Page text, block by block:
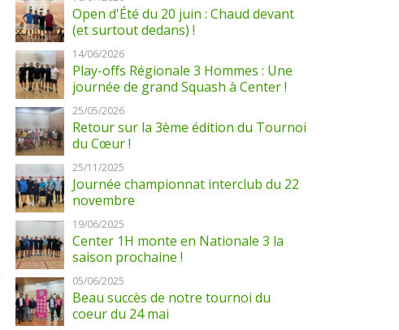
Open d'Été du 20 juin : Chaud devant
(et surtout dedans) !
14/06/2026
Play-offs Régionale 3 Hommes : Une
journée de grand Squash à Center !
25/05/2026
Retour sur la 3ème édition du Tournoi
du Cœur !
25/11/2025
Journée championnat interclub du 22
novembre
19/06/2025
Center 1H monte en Nationale 3 la
saison prochaine !
05/06/2025
Beau succès de notre tournoi du
coeur du 24 mai